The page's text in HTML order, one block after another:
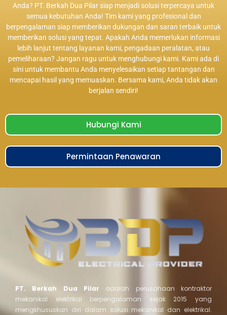
Anda? PT. Berkah Dua Pilar siap menjadi solusi terpercaya untuk
semua kebutuhan Anda! Tim kami yang profesional dan
berpengalaman siap memberikan dukungan dan saran terbaik untuk
memberikan solusi yang tepat. Apakah Anda memerlukan informasi
lebih lanjut tentang layanan kami, pengadaan peralatan, atau
pemeliharaan? Jangan ragu untuk menghubungi kami. Kami ada di
sini untuk membantu Anda menyelesaikan setiap tantangan dan
mencapai hasil yang memuaskan. Bersama kami, Anda tidak akan
berjalan sendiri!
Hubungi Kami
Permintaan Penawaran
PT. Berkah Dua Pilar adalah perusahaan kontraktor
mekanikal elektrikal berpengalaman sejak 2015 yang
mengkhususkan diri dalam solusi mekanikal dan elektrikal.